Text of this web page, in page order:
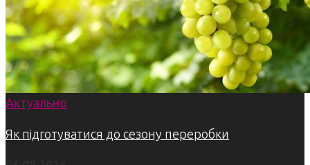
Актуально
Як підготуватися до сезону переробки